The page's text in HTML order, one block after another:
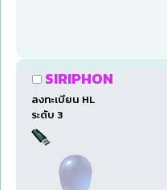
SIRIPHON
ลงทะเบียน HL
ระดับ 3